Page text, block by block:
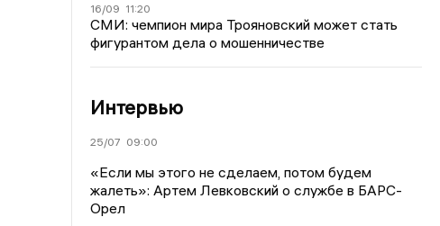
16/09 11:20
СМИ: чемпион мира Трояновский может стать
фигурантом дела о мошенничестве
Интервью
25/07 09:00
«Если мы этого не сделаем, потом будем
жалеть»: Артем Левковский о службе в БАРС-
Орел